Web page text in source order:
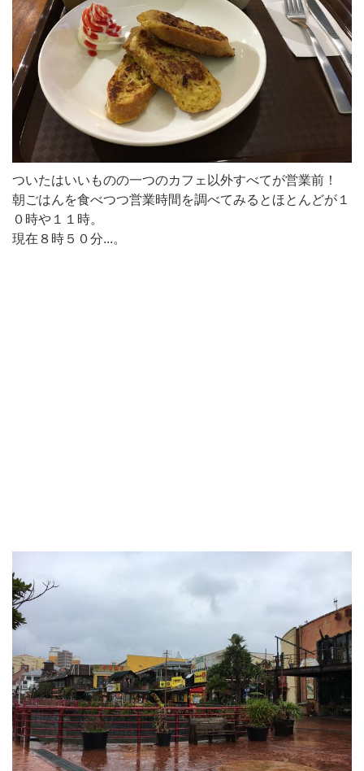
ついたはいいものの一つのカフェ以外すべてが営業前！
朝ごはんを食べつつ営業時間を調べてみるとほとんどが１
０時や１１時。
現在８時５０分...。